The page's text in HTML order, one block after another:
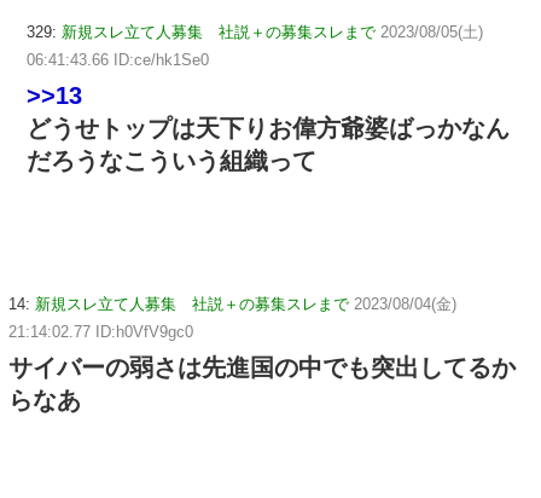
329: 新規スレ立て人募集 社説＋の募集スレまで 2023/08/05(土)
06:41:43.66 ID:ce/hk1Se0
>>13
どうせトップは天下りお偉方爺婆ばっかなん
だろうなこういう組織って
14: 新規スレ立て人募集 社説＋の募集スレまで 2023/08/04(金)
21:14:02.77 ID:h0VfV9gc0
サイバーの弱さは先進国の中でも突出してるか
らなあ